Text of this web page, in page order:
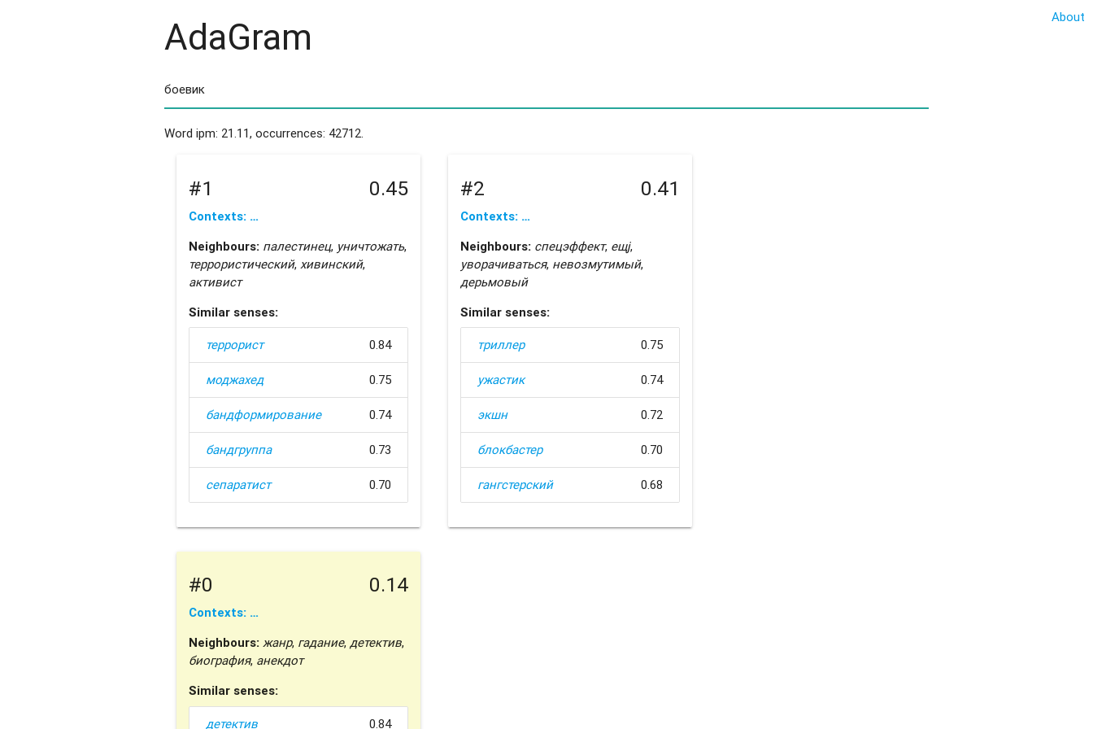
About
AdaGram
Word ipm: 21.11, occurrences: 42712.
#1 0.45
Contexts: …
Neighbours: палестинец, уничтожать,
террористический, хивинский,
активист
Similar senses:
террорист 0.84
моджахед 0.75
бандформирование 0.74
бандгруппа 0.73
сепаратист 0.70
#2 0.41
Contexts: …
Neighbours: спецэффект, ещј,
уворачиваться, невозмутимый,
дерьмовый
Similar senses:
триллер 0.75
ужастик 0.74
экшн 0.72
блокбастер 0.70
гангстерский 0.68
#0 0.14
Contexts: …
Neighbours: жанр, гадание, детектив,
биография, анекдот
Similar senses:
детектив 0.84